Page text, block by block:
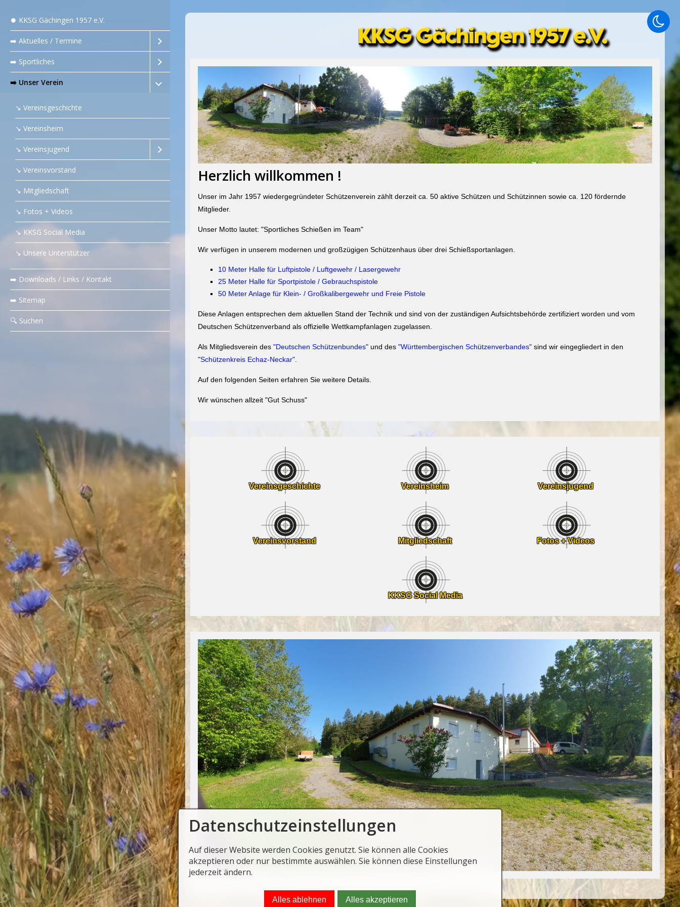
⏺️ KKSG Gächingen 1957 e.V.
➡️ Aktuelles / Termine
➡️ Sportliches
➡️ Unser Verein
↘️ Vereinsgeschichte
↘️ Vereinsheim
↘️ Vereinsjugend
↘️ Vereinsvorstand
↘️ Mitgliedschaft
↘️ Fotos + Videos
↘️ KKSG Social Media
↘️ Unsere Unterstützer
➡️ Downloads / Links / Kontakt
➡️ Sitemap
‍🔍 Suchen
Herzlich willkommen !
Unser im Jahr 1957 wiedergegründeter Schützenverein zählt derzeit ca. 50 aktive Schützen und Schützinnen sowie ca. 120 fördernde
Mitglieder.
Unser Motto lautet: "Sportliches Schießen im Team"
Wir verfügen in unserem modernen und großzügigen Schützenhaus über drei Schießsportanlagen.
10 Meter Halle für Luftpistole / Luftgewehr / Lasergewehr
25 Meter Halle für Sportpistole / Gebrauchspistole
50 Meter Anlage für Klein- / Großkalibergewehr und Freie Pistole
Diese Anlagen entsprechen dem aktuellen Stand der Technik und sind von der zuständigen Aufsichtsbehörde zertifiziert worden und vom
Deutschen Schützenverband als offizielle Wettkampfanlagen zugelassen.
Als Mitgliedsverein des"Deutschen Schützenbundes" und des"Württembergischen Schützenverbandes" sind wir eingegliedert in den
"Schützenkreis Echaz-Neckar"
Auf den folgenden Seiten erfahren Sie weitere Details.
Wir wünschen allzeit "Gut Schuss"
Vereinsgeschichte Vereinsheim Vereinsjugend
Vereinsvorstand Mitgliedschaft Fotos + Videos
KKSG Social Media
Datenschutzeinstellungen
Auf dieser Website werden Cookies genutzt. Sie können alle Cookies
akzeptieren oder nur bestimmte auswählen. Sie können diese Einstellungen
jederzeit ändern.
Alles ablehnen Alles akzeptieren